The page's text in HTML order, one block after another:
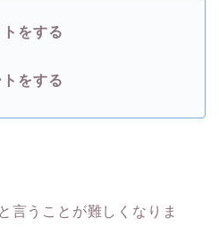
をする
をする
言うことが難しくなりま